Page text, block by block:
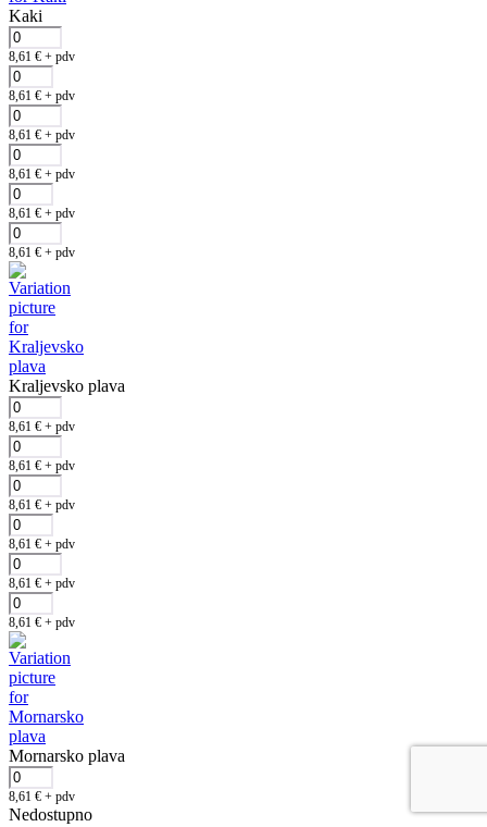
Kaki
8,61 € + pdv
8,61 € + pdv
8,61 € + pdv
8,61 € + pdv
8,61 € + pdv
8,61 € + pdv
Kraljevsko plava
8,61 € + pdv
8,61 € + pdv
8,61 € + pdv
8,61 € + pdv
8,61 € + pdv
8,61 € + pdv
Mornarsko plava
8,61 € + pdv
Nedostupno